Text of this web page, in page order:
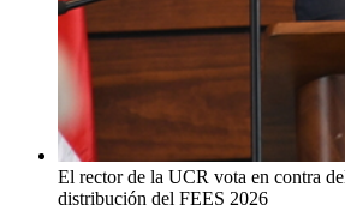
El rector de la UCR vota en contra
distribución del FEES 2026